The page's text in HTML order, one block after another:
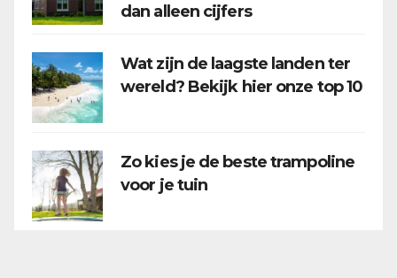
dan alleen cijfers
Wat zijn de laagste landen ter
wereld? Bekijk hier onze top 10
Zo kies je de beste trampoline
voor je tuin